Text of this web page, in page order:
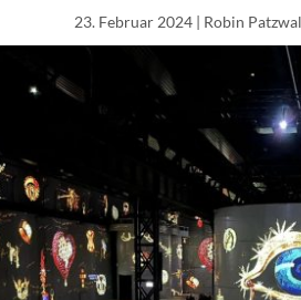
23. Februar 2024| Robin